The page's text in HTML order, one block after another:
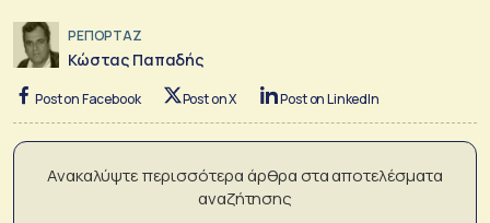
ΡΕΠΟΡΤΑΖ
Κώστας Παπαδής
Post on Facebook Post on X Post on LinkedIn
Ανακαλύψτε περισσότερα άρθρα στα αποτελέσματα
αναζήτησης